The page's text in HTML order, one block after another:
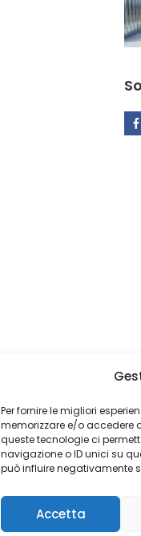
Per fornire le migliori
memorizzare e/o accedere
queste tecnologie ci
navigazione o ID unici su
può influire negativamente
Accetta